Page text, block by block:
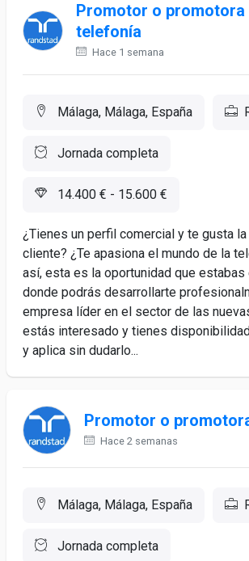
Promotor o promotora
telefonía
Hace 1 semana
Málaga, Málaga, España
Jornada completa
14.400 € - 15.600 €
¿Tienes un perfil comercial y te gusta
cliente? ¿Te apasiona el mundo de la
así, esta es la oportunidad que estabas
donde podrás desarrollarte
empresa líder en el sector de las
estás interesado y tienes
y aplica sin dudarlo...
Promotor o
Hace 2 semanas
Málaga, Málaga, España
Jornada completa